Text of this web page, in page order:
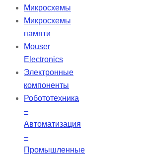
мобильность, удовлетворяя их
Микросхемы
Микросхемы
памяти
Mouser
Electronics
Электронные
компоненты
Робототехника
–
Автоматизация
–
Промышленные